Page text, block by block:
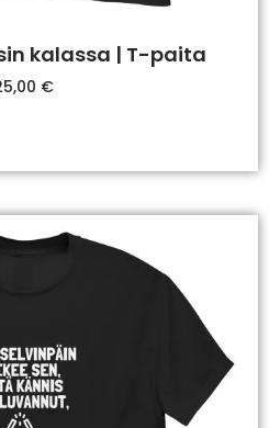
kalassa | T-paita
€